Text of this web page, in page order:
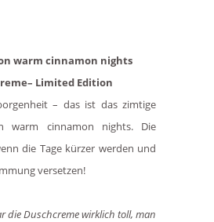
warm cinnamon nights
Limited Edition
– das ist das zimtige
warm cinnamon nights. Die
die Tage kürzer werden und
versetzen!
die Duschcreme wirklich toll, man